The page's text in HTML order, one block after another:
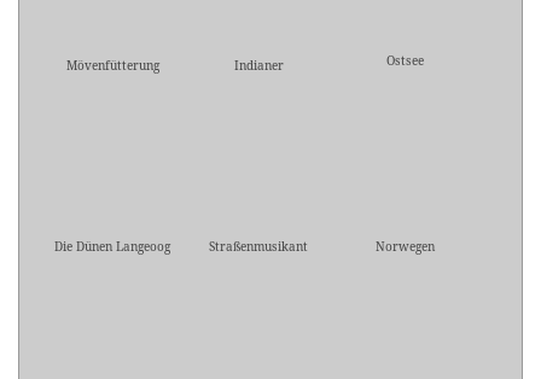
Mövenfütterung Indianer Ostsee
Die Dünen Langeoog Straßenmusikant Norwegen